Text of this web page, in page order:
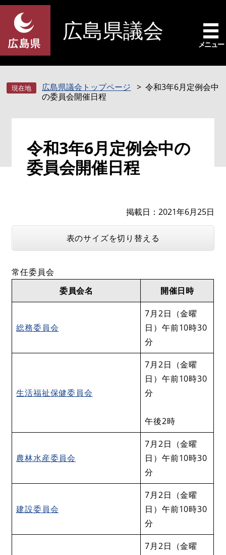
ペ
先
頭
す
メ
を
飛
し
広島県議会
メニュー
広島県議会トップページ
令和3年6月定例会中
の委員会開催日程
令和3年6月定例会中の
委員会開催日程
掲載日 2021年6月25日
表のサイズを切り替える
常任委員会
委員会名
開催日時
総務委員会
7月2日（金曜
日）午前10時30
分
生活福祉保健委員会
7月2日（金曜
日）午前10時30
分
午後2時
農林水産委員会
7月2日（金曜
日）午前10時30
分
建設委員会
7月2日（金曜
日）午前10時30
分
7月2日（金曜